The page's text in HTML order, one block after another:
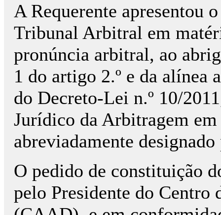
A Requerente apresentou
Tribunal Arbitral em
pronúncia arbitral, ao
1 do artigo 2.º e da alínea
do Decreto-Lei n.º 10/
Jurídico da Arbitragem
abreviadamente
O pedido de constituição
pelo Presidente do